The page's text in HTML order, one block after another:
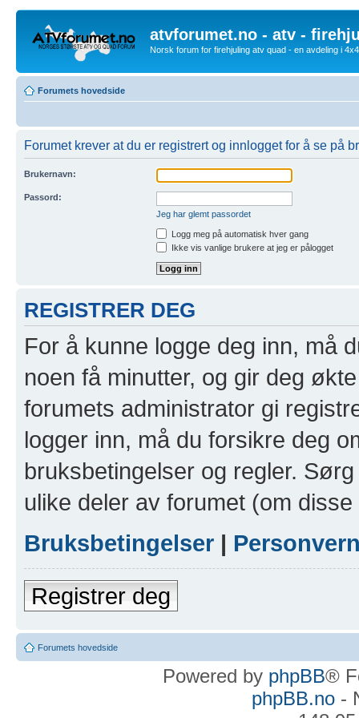
atvforumet.no - atv -
Norsk forum for firehjuling atv quad - en avdeling i
Forumets hovedside
Forumet krever at du er registrert og innlogget for å se på
Brukernavn:
Passord:
Jeg har glemt passordet
Logg meg på automatisk hver gang
Ikke vis vanlige brukere at jeg er pålogget
REGISTRER DEG
For å kunne logge deg inn, må
noen få minutter, og gir deg
forumets administrator gi
logger inn, må du forsikre deg
bruksbetingelser og regler.
ulike deler av forumet (om
Bruksbetingelser |
Registrer deg
Forumets hovedside
Powered by phpBB®
phpBB.no-